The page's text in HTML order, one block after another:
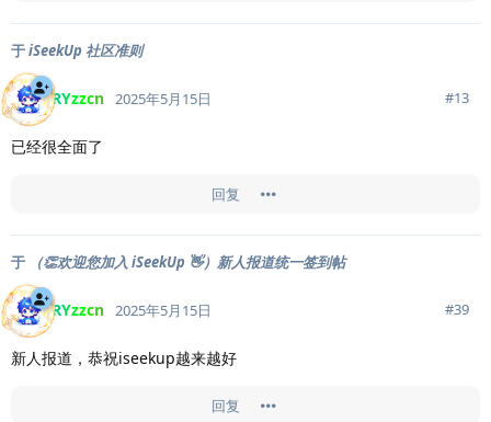
于iSeekUp 社区准则
RYzzcn 2025年5月15日 #13
已经很全面了
回复
于 （👏欢迎您加入 iSeekUp 👋）新人报道统一签到帖
RYzzcn 2025年5月15日 #39
新人报道，恭祝iseekup越来越好
回复